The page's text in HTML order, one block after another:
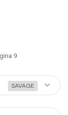
9
SAVAGE